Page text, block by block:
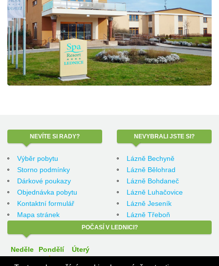
NEVÍTE SI RADY?
Výběr pobytu
Storno podmínky
Dárkové poukazy
Objednávka pobytu
Kontaktní formulář
Mapa stránek
NEVYBRALI JSTE SI?
Lázně Bechyně
Lázně Bělohrad
Lázně Bohdaneč
Lázně Luhačovice
Lázně Jeseník
Lázně Třeboň
POČASÍ V LEDNICI?
Neděle Pondělí Úterý